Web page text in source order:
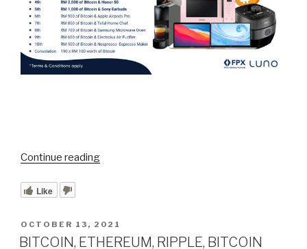
Continue reading“LUNO
BONANZA
GIVEAWAY”
Like
POSTED
ON
OCTOBER 13, 2021
BITCOIN, ETHEREUM, RIPPLE, BITCOIN